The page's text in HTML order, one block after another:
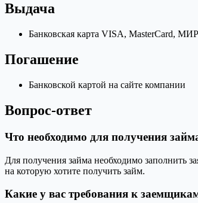
Выдача
Банковская карта VISA, MasterCard, МИР
Погашение
Банковской картой на сайте компании
Вопрос-ответ
Что необходимо для получения
Для получения займа необходимо заполнить
на которую хотите получить займ.
Какие у вас требования к